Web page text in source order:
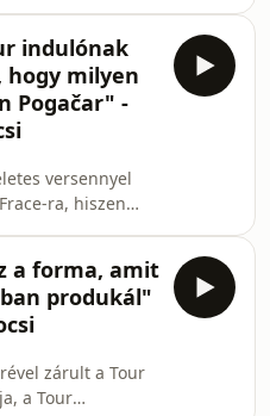
kiegyenlített, de
Benjámin
történtekről,
UAE Team
A csapat
a versenyt,
ismét
is a Tour
indulónak
hogy milyen
Pogačar" -
versennyel
ra, hiszen
Székely Dávid és
beszélgetett a
szóba került
remekül
a forma, amit
ban produkál"
zárult a Tour
a Tour